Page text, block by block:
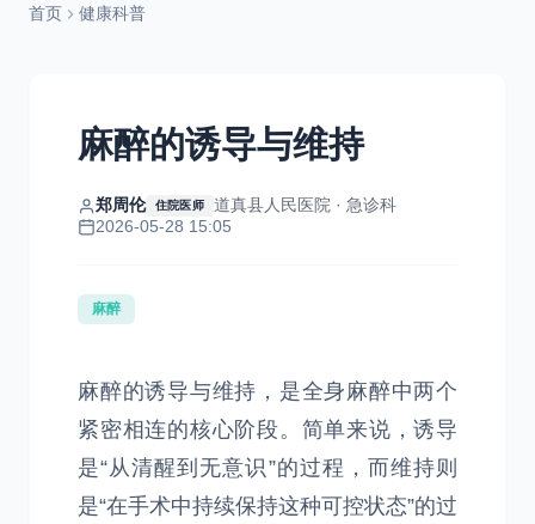
首页 健康科普
麻醉的诱导与维持
郑周伦 住院医师
道真县人民医院 · 急诊科
2026-05-28 15:05
麻醉
麻醉的诱导与维持，是全身麻醉中两个
紧密相连的核心阶段。简单来说，诱导
是“从清醒到无意识”的过程，而维持则
是“在手术中持续保持这种可控状态”的过